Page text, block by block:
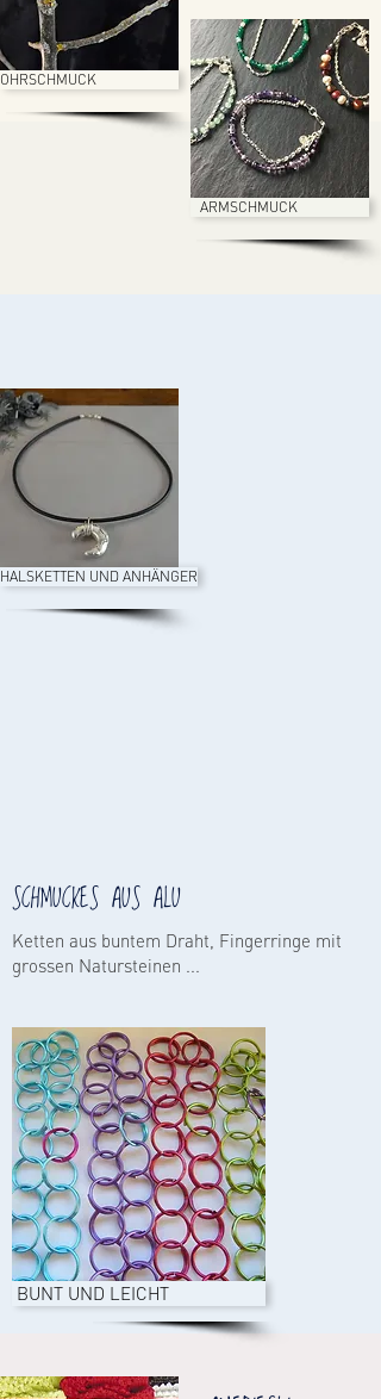
ARMSCHMUCK
OHRSCHMUCK
HALSKETTEN UND ANHÄNGER
SCHMUCKES AUS ALU
Ketten aus buntem Draht, Fingerringe mit
grossen Natursteinen ...
BUNT UND LEICHT